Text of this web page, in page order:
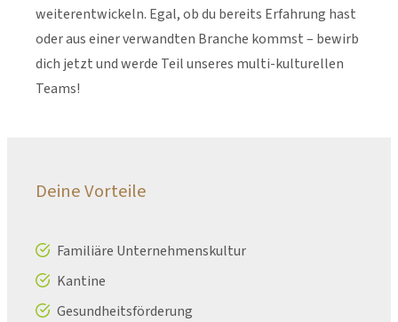
weiterentwickeln. Egal, ob du bereits Erfahrung hast
oder aus einer verwandten Branche kommst – bewirb
dich jetzt und werde Teil unseres multi-kulturellen
Teams!
Deine Vorteile
Familiäre Unternehmenskultur
Kantine
Gesundheitsförderung